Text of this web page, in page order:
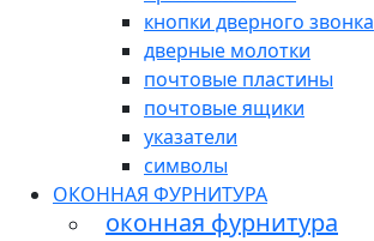
кнопки дверного звонка
дверные молотки
почтовые пластины
почтовые ящики
указатели
символы
ОКОННАЯ ФУРНИТУРА
оконная фурнитура